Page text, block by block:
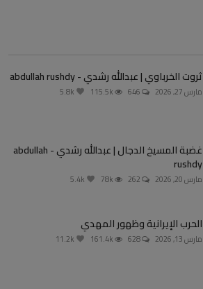
ثروت الخرباوي | عبدالله رشدي - abdullah rushdy
مارس 27, 2026
غضبة المسيخ الدجال | عبدالله رشدي - abdullah
rushdy
مارس 20, 2026
الحرب الإيرانية وظهور المهدي
مارس 13, 2026